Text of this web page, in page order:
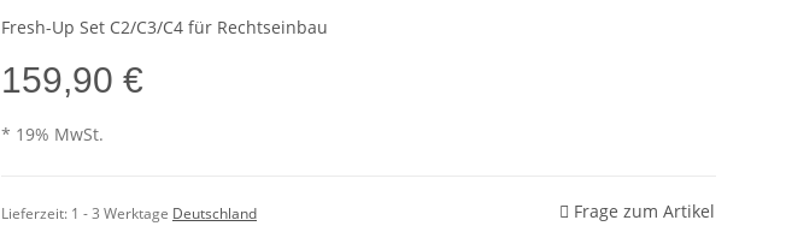
Fresh-Up Set C2/C3/C4 für Rechtseinbau
159,90 €
* 19% MwSt.
Lieferzeit: 1 - 3 Werktage Deutschland Frage zum Artikel